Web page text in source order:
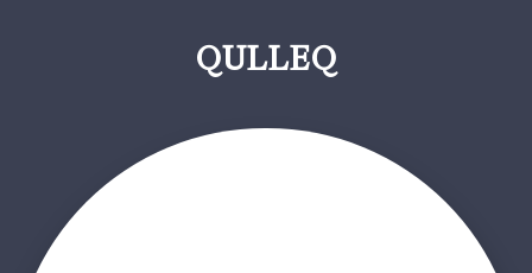
QULLEQ